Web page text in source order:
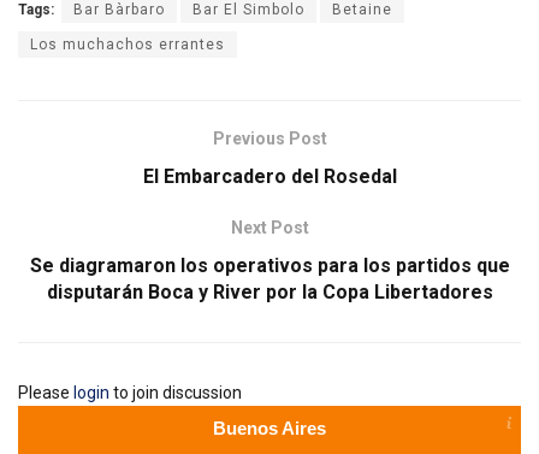
Tags: Bar Bàrbaro Bar El Simbolo Betaine
Los muchachos errantes
Previous Post
El Embarcadero del Rosedal
Next Post
Se diagramaron los operativos para los partidos que
disputarán Boca y River por la Copa Libertadores
Please login to join discussion
Buenos Aires